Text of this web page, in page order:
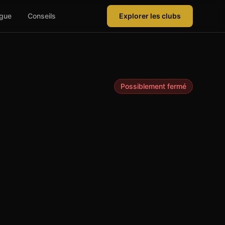
Conseils Explorer les clubs
Possiblement fermé